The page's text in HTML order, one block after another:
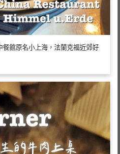
餐館原名小上海，法蘭克福近郊好